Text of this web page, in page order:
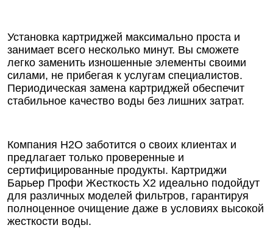
Установка картриджей максимально проста и
занимает всего несколько минут. Вы сможете
легко заменить изношенные элементы своими
силами, не прибегая к услугам специалистов.
Периодическая замена картриджей обеспечит
стабильное качество воды без лишних затрат.
Компания Н2О заботится о своих клиентах и
предлагает только проверенные и
сертифицированные продукты. Картриджи
Барьер Профи Жесткость Х2 идеально подойдут
для различных моделей фильтров, гарантируя
полноценное очищение даже в условиях высокой
жесткости воды.